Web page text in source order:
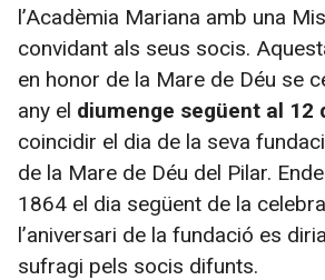
l’Acadèmia Mariana amb una
convidant als seus socis.
en honor de la Mare de Déu se
any el diumenge següent al 12
coincidir el dia de la seva
de la Mare de Déu del Pilar.
1864 el dia següent de la
l’aniversari de la fundació es
sufragi pels socis difunts.